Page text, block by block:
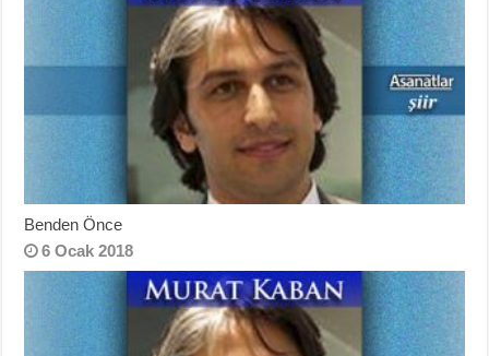
Benden Önce
6 Ocak 2018